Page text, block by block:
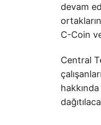
devam
C-Coin
Central